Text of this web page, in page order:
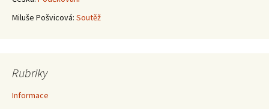
Miluše Pošvicová: Soutěž
Rubriky
Informace